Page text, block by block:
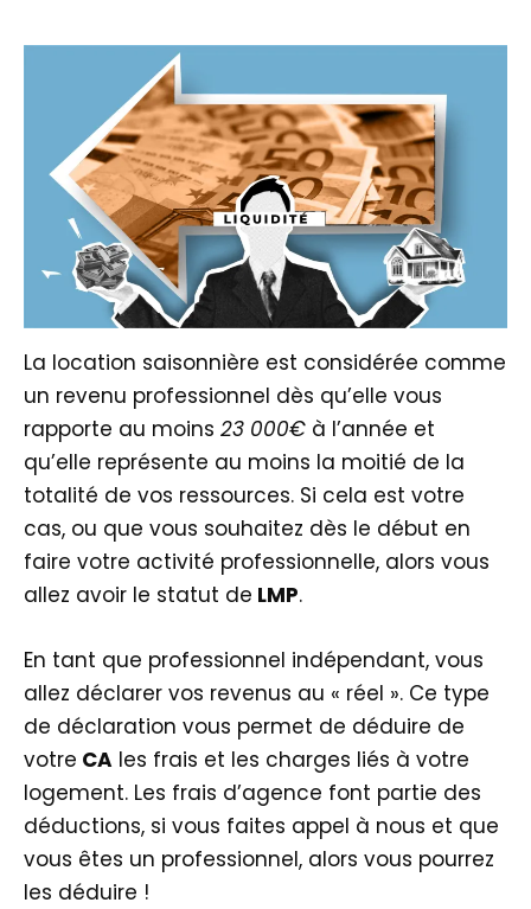
La location saisonnière est considérée comme
un revenu professionnel dès qu’elle vous
rapporte au moins 23 000€ à l’année et
qu’elle représente au moins la moitié de la
totalité de vos ressources. Si cela est votre
cas, ou que vous souhaitez dès le début en
faire votre activité professionnelle, alors vous
allez avoir le statut de LMP.
En tant que professionnel indépendant, vous
allez déclarer vos revenus au « réel ». Ce type
de déclaration vous permet de déduire de
votre CA les frais et les charges liés à votre
logement. Les frais d’agence font partie des
déductions, si vous faites appel à nous et que
vous êtes un professionnel, alors vous pourrez
les déduire !